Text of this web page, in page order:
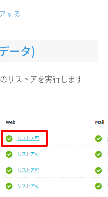
する
ータ)
リストアを実行します